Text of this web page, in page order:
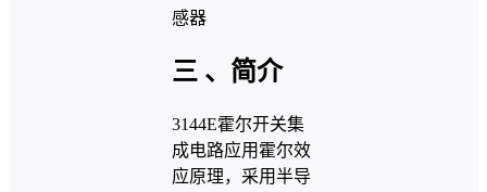
三 、简介
3144E霍尔开关集
成电路应用霍尔效
应原理，采用半导